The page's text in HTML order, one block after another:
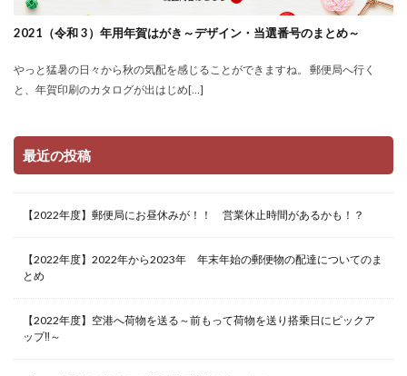
2021（令和 3）年用年賀はがき～デザイン・当選番号のまとめ～
やっと猛暑の日々から秋の気配を感じることができますね。 郵便局へ行く
と、年賀印刷のカタログが出はじめ[…]
最近の投稿
【2022年度】郵便局にお昼休みが！！ 営業休止時間があるかも！？
【2022年度】2022年から2023年 年末年始の郵便物の配達についてのま
とめ
【2022年度】空港へ荷物を送る～前もって荷物を送り搭乗日にピックア
ップ‼～